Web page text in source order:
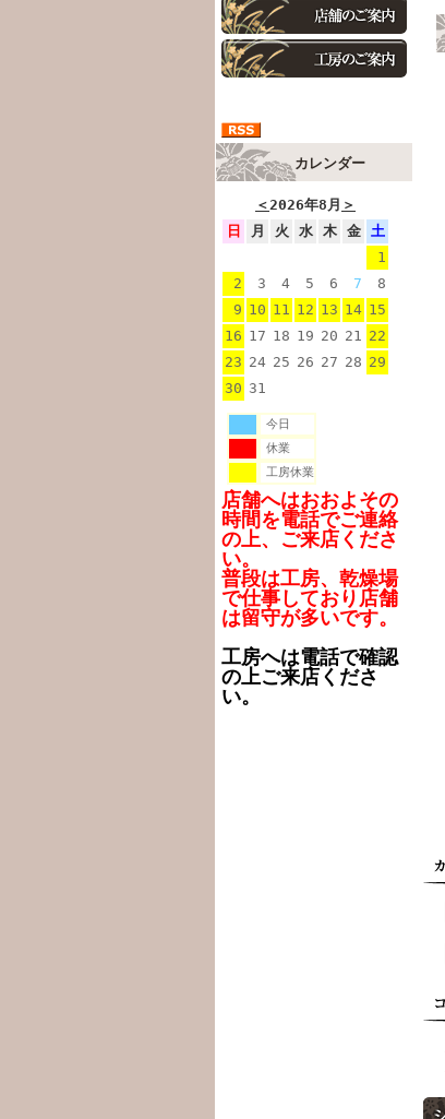
カレンダー
＜2026年8月 ＞
日
月 火 水 木 金
土
1
2
3 4 5 6 7
8
9 10 11 12 13 14 15
16 17 18 19 20 21 22
23 24 25 26 27 28 29
30 31
今日
休業
工房休業
店舗へはおおよその
時間を電話でご連絡
の上、ご来店くださ
い。
普段は工房、乾燥場
で仕事しており店舗
は留守が多いです。
工房へは電話で確認
の上ご来店くださ
い。